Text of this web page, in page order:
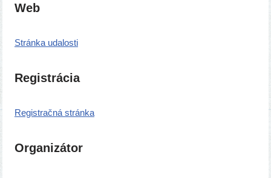
Web
Stránka uda­los­ti
Registrácia
Registračná strán­ka
Organizátor